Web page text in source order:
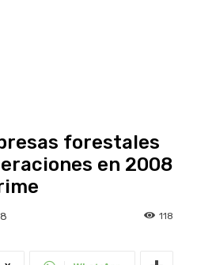
forestales
en 2008
118